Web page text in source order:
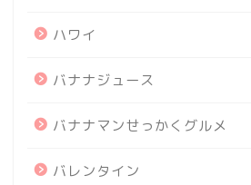
ハワイ
バナナジュース
バナナマンせっかくグルメ
バレンタイン